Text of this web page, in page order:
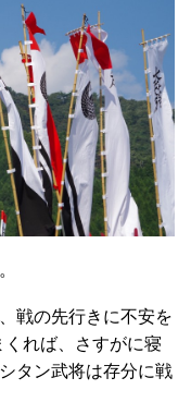
戦の先行きに不安を
れば、さすがに寝
タン武将は存分に戦